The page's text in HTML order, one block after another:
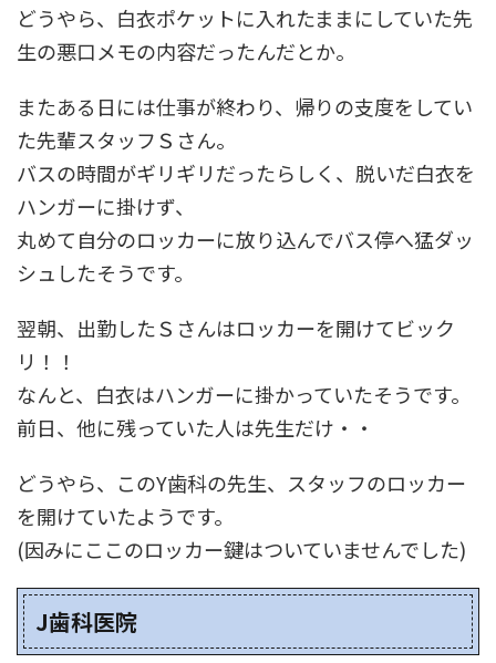
どうやら、白衣ポケットに入れたままにしていた先
生の悪口メモの内容だったんだとか。
またある日には仕事が終わり、帰りの支度をしてい
た先輩スタッフＳさん。
バスの時間がギリギリだったらしく、脱いだ白衣を
ハンガーに掛けず、
丸めて自分のロッカーに放り込んでバス停へ猛ダッ
シュしたそうです。
翌朝、出勤したＳさんはロッカーを開けてビック
リ！！
なんと、白衣はハンガーに掛かっていたそうです。
前日、他に残っていた人は先生だけ・・
どうやら、このY歯科の先生、スタッフのロッカー
を開けていたようです。
(因みにここのロッカー鍵はついていませんでした)
J歯科医院